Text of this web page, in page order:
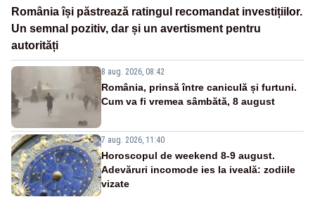
România își păstrează ratingul recomandat investițiilor.
Un semnal pozitiv, dar și un avertisment pentru
autorități
8 aug. 2026, 08:42
România, prinsă între caniculă și furtuni.
Cum va fi vremea sâmbătă, 8 august
7 aug. 2026, 11:40
Horoscopul de weekend 8-9 august.
Adevăruri incomode ies la iveală: zodiile
vizate